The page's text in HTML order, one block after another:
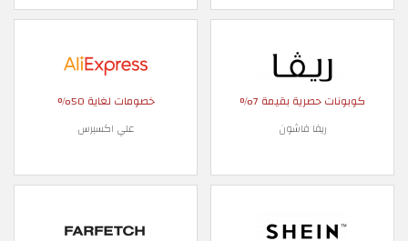
كوبونات حصرية بقيمة 7%
ريفا فاشون
خصومات لغاية 50%
علي اكسبرس